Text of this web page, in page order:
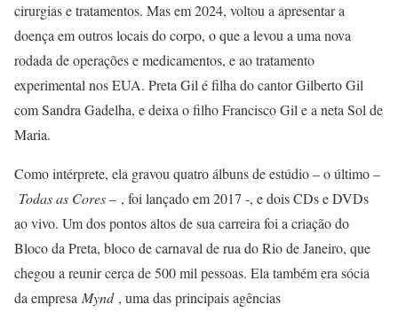
cirurgias e tratamentos. Mas em 2024, voltou a apresentar a
doença em outros locais do corpo, o que a levou a uma nova
rodada de operações e medicamentos, e ao tratamento
experimental nos EUA. Preta Gil é filha do cantor Gilberto Gil
com Sandra Gadelha, e deixa o filho Francisco Gil e a neta Sol de
Maria.
Como intérprete, ela gravou quatro álbuns de estúdio – o último –
Todas as Cores – , foi lançado em 2017 -, e dois CDs e DVDs
ao vivo. Um dos pontos altos de sua carreira foi a criação do
Bloco da Preta, bloco de carnaval de rua do Rio de Janeiro, que
chegou a reunir cerca de 500 mil pessoas. Ela também era sócia
da empresa Mynd, uma das principais agências